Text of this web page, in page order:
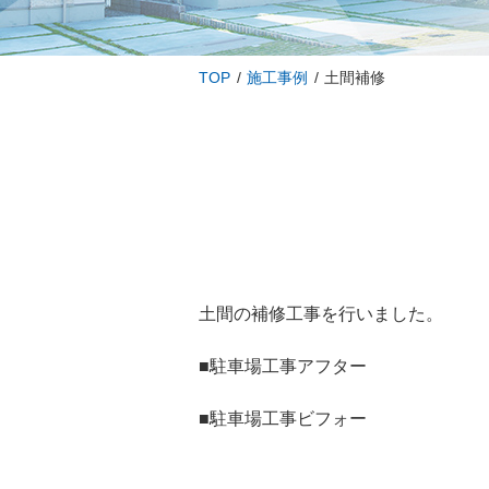
TOP 施工事例 土間補修
土間の補修工事を行いました。
■駐車場工事アフター
■駐車場工事ビフォー